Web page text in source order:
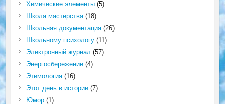
Химические элементы(5)
Школа мастерства(18)
Школьная документация(26)
Школьному психологу(11)
Электронный журнал (57)
Энергосбережение(4)
Этимология(16)
Этот день в истории(7)
Юмор(1)